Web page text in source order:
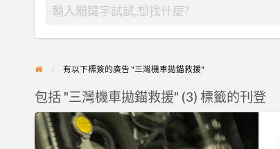
有以下標簽的廣告 "三灣機車拋錨救援"
包括 "三灣機車拋錨救援" (3) 標籤的刊登
雙
北